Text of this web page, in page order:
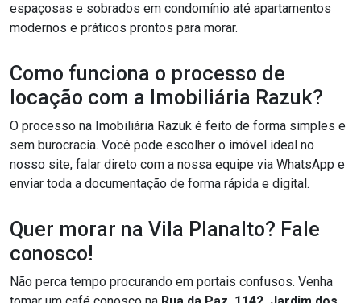
espaçosas e sobrados em condomínio até apartamentos
modernos e práticos prontos para morar.
Como funciona o processo de
locação com a Imobiliária Razuk?
O processo na Imobiliária Razuk é feito de forma simples e
sem burocracia. Você pode escolher o imóvel ideal no
nosso site, falar direto com a nossa equipe via WhatsApp e
enviar toda a documentação de forma rápida e digital.
Quer morar na Vila Planalto? Fale
conosco!
Não perca tempo procurando em portais confusos. Venha